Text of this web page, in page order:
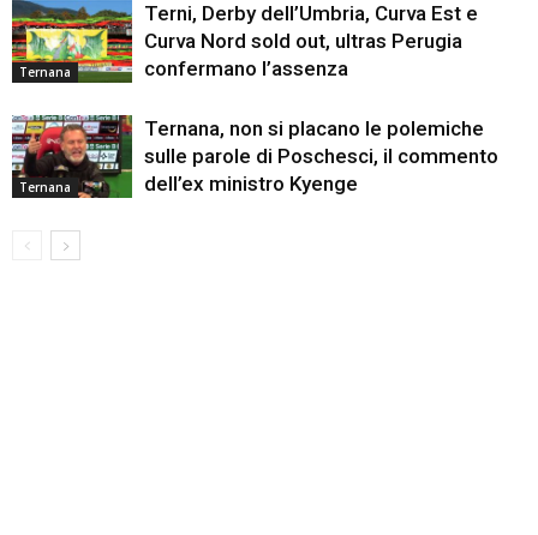
Ternana
Terni, Derby dell’Umbria, Curva Est e
Curva Nord sold out, ultras Perugia
confermano l’assenza
Ternana
Ternana, non si placano le polemiche
sulle parole di Poschesci, il commento
dell’ex ministro Kyenge